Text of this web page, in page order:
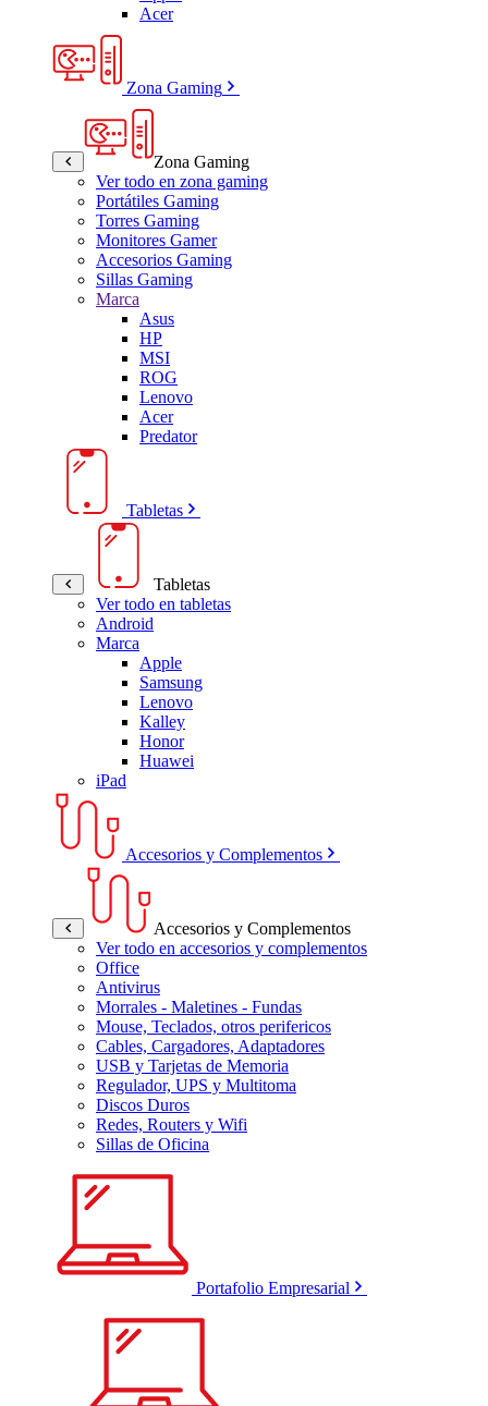
Acer
Zona Gaming
Zona Gaming
Ver todo en zona gaming
Portátiles Gaming
Torres Gaming
Monitores Gamer
Accesorios Gaming
Sillas Gaming
Marca
Asus
HP
MSI
ROG
Lenovo
Acer
Predator
Tabletas
Tabletas
Ver todo en tabletas
Android
Marca
Apple
Samsung
Lenovo
Kalley
Honor
Huawei
iPad
Accesorios y Complementos
Accesorios y Complementos
Ver todo en accesorios y complementos
Office
Antivirus
Morrales - Maletines - Fundas
Mouse, Teclados, otros perifericos
Cables, Cargadores, Adaptadores
USB y Tarjetas de Memoria
Regulador, UPS y Multitoma
Discos Duros
Redes, Routers y Wifi
Sillas de Oficina
Portafolio Empresarial